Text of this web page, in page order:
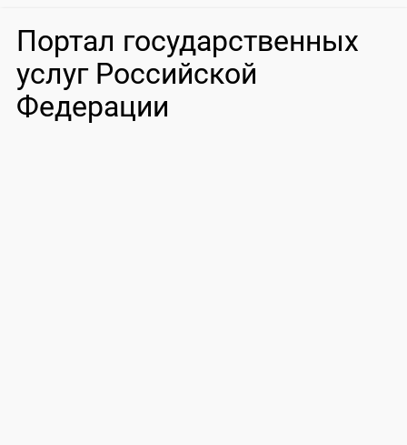
Портал государственных
услуг Российской
Федерации